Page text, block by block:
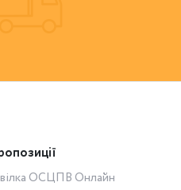
ОСЦПВ Онлайн